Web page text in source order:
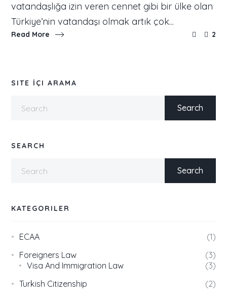
vatandaşlığa izin veren cennet gibi bir ülke olan
Türkiye’nin vatandaşı olmak artık çok...
Read More 2
SITE İÇI ARAMA
SEARCH
KATEGORILER
ECAA
1
Foreigners Law
3
Visa And Immigration Law
3
Turkish Citizenship
2